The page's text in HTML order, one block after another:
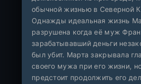
обычной жизнью в Северной
Однажды идеальная жизнь
разрушена когда её муж
зарабатывавший деньги
был убит. Марта закрывала
своего мужа при его жизни,
предстоит продолжить его